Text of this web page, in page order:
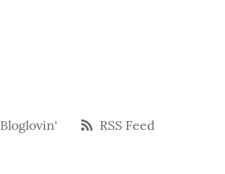
Bloglovin‘ RSS Feed